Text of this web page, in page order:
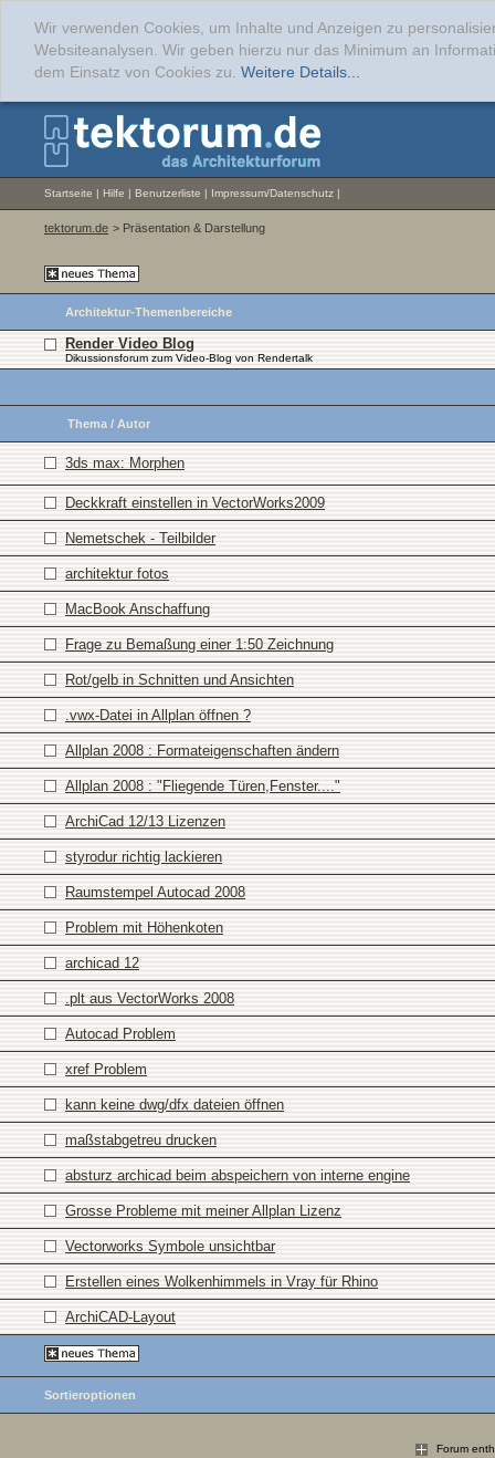
Wir verwenden Cookies, um Inhalte und Anzeigen zu
Websiteanalysen. Wir geben hierzu nur das Minimum an
dem Einsatz von Cookies zu. Weitere Details...
Startseite | Hilfe | Benutzerliste | Impressum/Datenschutz |
tektorum.de > Präsentation & Darstellung
Architektur-Themenbereiche
Render Video Blog
Dikussionsforum zum Video-Blog von Rendertalk
Thema / Autor
3ds max: Morphen
Deckkraft einstellen in VectorWorks2009
Nemetschek - Teilbilder
architektur fotos
MacBook Anschaffung
Frage zu Bemaßung einer 1:50 Zeichnung
Rot/gelb in Schnitten und Ansichten
.vwx-Datei in Allplan öffnen ?
Allplan 2008 : Formateigenschaften ändern
Allplan 2008 : "Fliegende Türen,Fenster...."
ArchiCad 12/13 Lizenzen
styrodur richtig lackieren
Raumstempel Autocad 2008
Problem mit Höhenkoten
archicad 12
.plt aus VectorWorks 2008
Autocad Problem
xref Problem
kann keine dwg/dfx dateien öffnen
maßstabgetreu drucken
absturz archicad beim abspeichern von interne engine
Grosse Probleme mit meiner Allplan Lizenz
Vectorworks Symbole unsichtbar
Erstellen eines Wolkenhimmels in Vray für Rhino
ArchiCAD-Layout
Sortieroptionen
Forum